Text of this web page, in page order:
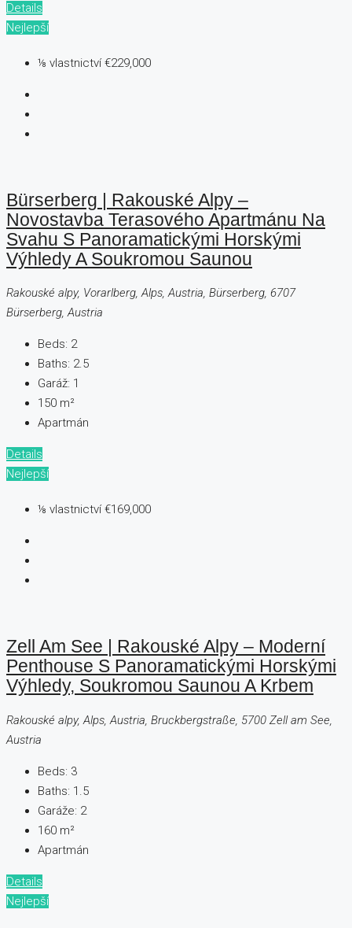
Details
Nejlepší
⅛ vlastnictví€229,000
Bürserberg | Rakouské Alpy –
Novostavba Terasového Apartmánu Na
Svahu S Panoramatickými Horskými
Výhledy A Soukromou Saunou
Rakouské alpy, Vorarlberg, Alps, Austria, Bürserberg, 6707
Bürserberg, Austria
Beds: 2
Baths: 2.5
Garáž: 1
150 m²
Apartmán
Details
Nejlepší
⅛ vlastnictví€169,000
Zell Am See | Rakouské Alpy – Moderní
Penthouse S Panoramatickými Horskými
Výhledy, Soukromou Saunou A Krbem
Rakouské alpy, Alps, Austria, Bruckbergstraße, 5700 Zell am See,
Austria
Beds: 3
Baths: 1.5
Garáže: 2
160 m²
Apartmán
Details
Nejlepší